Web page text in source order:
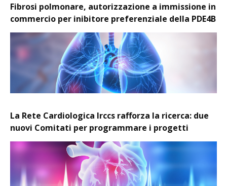
Fibrosi polmonare, autorizzazione a immissione in
commercio per inibitore preferenziale della PDE4B
La Rete Cardiologica Irccs rafforza la ricerca: due
nuovi Comitati per programmare i progetti